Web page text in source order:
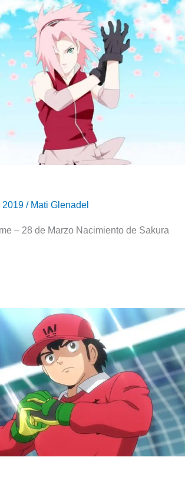
2019 / Mati Glenadel
– 28 de Marzo Nacimiento de Sakura